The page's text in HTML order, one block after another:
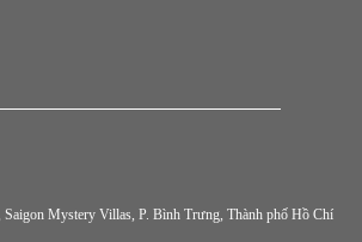
Mystery Villas, P. Bình Trưng, Thành phố Hồ Chí